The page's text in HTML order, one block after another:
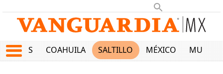
JUEGOS COAHUILA SALTILLO MÉXICO MUNDO